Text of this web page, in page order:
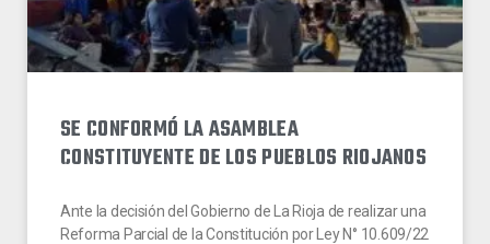
SE CONFORMÓ LA ASAMBLEA
CONSTITUYENTE DE LOS PUEBLOS RIOJANOS
Ante la decisión del Gobierno de La Rioja de realizar una
Reforma Parcial de la Constitución por Ley N° 10.609/22